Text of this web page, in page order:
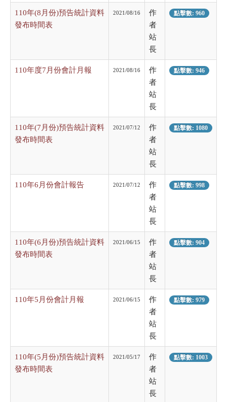
110年(8月份)預告統計資料
發布時間表
2021/08/16
作
者
站
長
點擊數: 960
110年度7月份會計月報 2021/08/16
作
者
站
長
點擊數: 946
110年(7月份)預告統計資料
發布時間表
2021/07/12
作
者
站
長
點擊數: 1080
110年6月份會計報告 2021/07/12
作
者
站
長
點擊數: 998
110年(6月份)預告統計資料
發布時間表
2021/06/15
作
者
站
長
點擊數: 904
110年5月份會計月報 2021/06/15
作
者
站
長
點擊數: 979
110年(5月份)預告統計資料
發布時間表
2021/05/17
作
者
站
長
點擊數: 1003